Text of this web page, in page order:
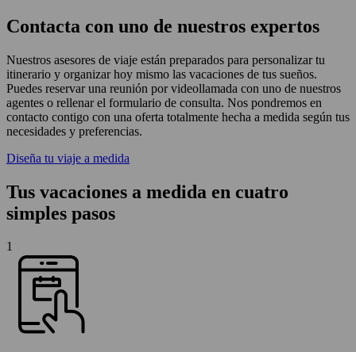
Contacta con uno de nuestros expertos
Nuestros asesores de viaje están preparados para personalizar tu
itinerario y organizar hoy mismo las vacaciones de tus sueños.
Puedes reservar una reunión por videollamada con uno de nuestros
agentes o rellenar el formulario de consulta. Nos pondremos en
contacto contigo con una oferta totalmente hecha a medida según tus
necesidades y preferencias.
Diseña tu viaje a medida
Tus vacaciones a medida en cuatro
simples pasos
1